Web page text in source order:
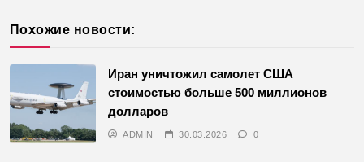
Похожие новости:
Иран уничтожил самолет США
стоимостью больше 500 миллионов
долларов
ADMIN 30.03.2026 0